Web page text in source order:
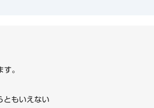
。
ともいえない